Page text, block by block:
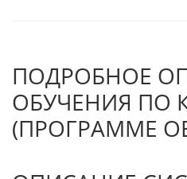
ПОДРОБНОЕ
ОБУЧЕНИЯ ПО
(ПРОГРАММЕ